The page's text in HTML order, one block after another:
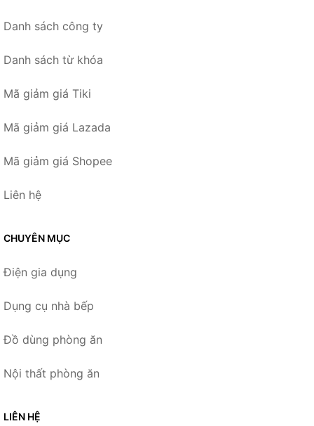
Danh sách công ty
Danh sách từ khóa
Mã giảm giá Tiki
Mã giảm giá Lazada
Mã giảm giá Shopee
Liên hệ
CHUYÊN MỤC
Điện gia dụng
Dụng cụ nhà bếp
Đồ dùng phòng ăn
Nội thất phòng ăn
LIÊN HỆ